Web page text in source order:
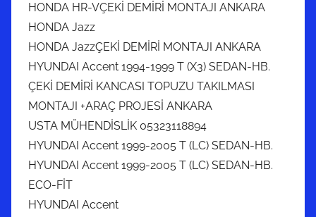
HONDA HR-VÇEKİ DEMİRİ MONTAJI ANKARA
HONDA Jazz
HONDA JazzÇEKİ DEMİRİ MONTAJI ANKARA
HYUNDAI Accent 1994-1999 T (X3) SEDAN-HB.
ÇEKİ DEMİRİ KANCASI TOPUZU TAKILMASI
MONTAJI +ARAÇ PROJESİ ANKARA
USTA MÜHENDİSLİK 05323118894
HYUNDAI Accent 1999-2005 T (LC) SEDAN-HB.
HYUNDAI Accent 1999-2005 T (LC) SEDAN-HB.
ECO-FİT
HYUNDAI Accent